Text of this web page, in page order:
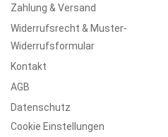
Zahlung & Versand
Widerrufsrecht & Muster-
Widerrufsformular
Kontakt
AGB
Datenschutz
Cookie Einstellungen